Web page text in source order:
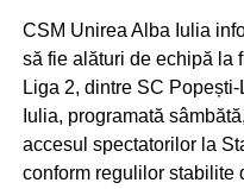
CSM Unirea Alba Iulia
să fie alături de echipă la
Liga 2, dintre SC
Iulia, programată
accesul spectatorilor la
conform regulilor stabilite